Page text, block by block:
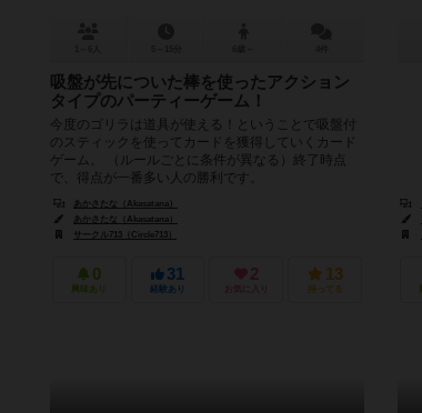
吸盤が先についた棒を使ったアクション
タイプのパーティーゲーム！
今度のゴリラは道具が使える！ということで吸盤付
のスティックを使ってカードを獲得していくカード
ゲーム。 （ルールごとに条件が異なる）終了時点
で、得点が一番多い人の勝利です。
あかさたな（Akasatana）
あかさたな（Akasatana）
サークル713（Circle713）
0
興味あり
31
経験あり
2
お気に入り
13
持ってる